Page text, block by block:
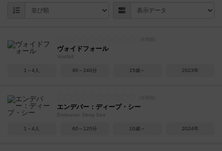
ヴォイドフォール
Voidfall
1～4人 90～240分 15歳～ 2023年
エンデバー：ディープ・シー
Endeavor: Deep Sea
1～4人 60～120分 10歳～ 2024年